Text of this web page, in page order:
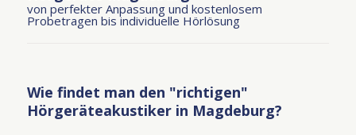
von perfekter Anpassung und kostenlosem
Probetragen bis individuelle Hörlösung
Wie findet man den "richtigen"
Hörgeräteakustiker in Magdeburg?